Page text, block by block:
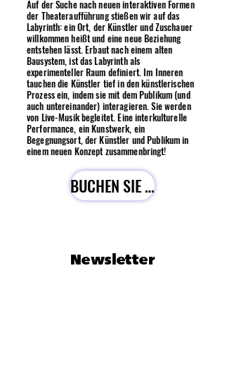
Auf der Suche nach neuen interaktiven Formen
der Theateraufführung stießen wir auf das
Labyrinth: ein Ort, der Künstler und Zuschauer
willkommen heißt und eine neue Beziehung
entstehen lässt. Erbaut nach einem alten
Bausystem, ist das Labyrinth als
experimenteller Raum definiert. Im Inneren
tauchen die Künstler tief in den künstlerischen
Prozess ein, indem sie mit dem Publikum (und
auch untereinander) interagieren. Sie werden
von Live-Musik begleitet. Eine interkulturelle
Performance, ein Kunstwerk, ein
Begegnungsort, der Künstler und Publikum in
einem neuen Konzept zusammenbringt!
BUCHEN SIE ES
Newsletter